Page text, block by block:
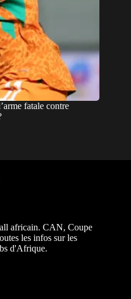
fatale contre
africain. CAN, Coupe
les infos sur les
d'Afrique.